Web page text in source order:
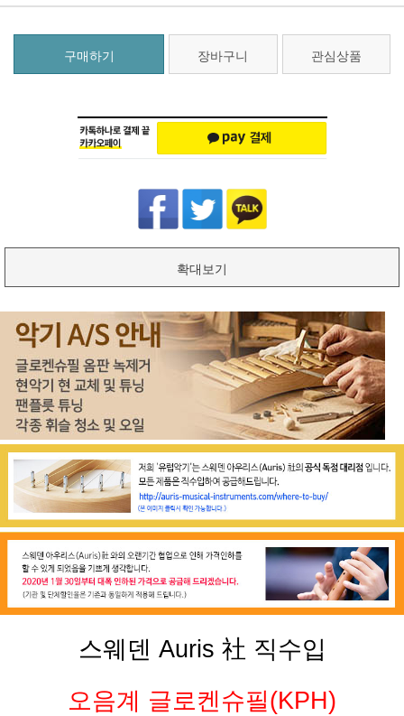
구매하기 장바구니 관심상품
확대보기
스웨덴 Auris 社 직수입
오음계 글로켄슈필(KPH)